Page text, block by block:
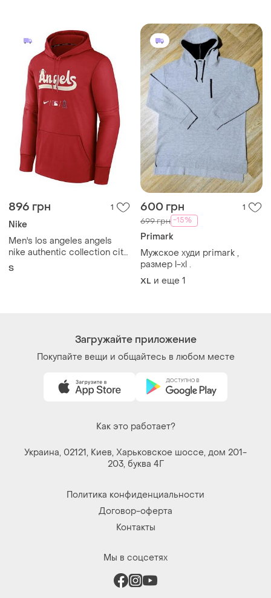
896 грн 1
Nike
Men's los angeles angels
nike authentic collection city
connect therma
S
600 грн 1
699 грн -15%
Primark
Мужское худи primark ,
размер l-xl .
XL и еще 1
Загружайте приложение
Покупайте вещи и общайтесь в любом месте
Как это работает?
Украина, 02121, Киев, Харьковское шоссе, дом 201-
203, буква 4Г
Политика конфиденциальности
Договор-оферта
Контакты
Мы в соцсетях